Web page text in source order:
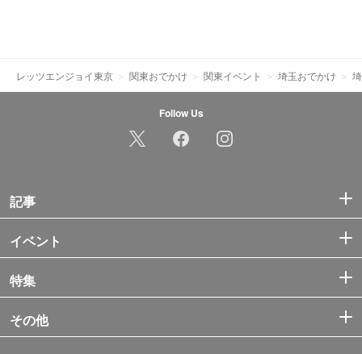
レッツエンジョイ東京 関東おでかけ 関東イベント 埼玉おでかけ
Follow Us
記事
イベント
特集
その他